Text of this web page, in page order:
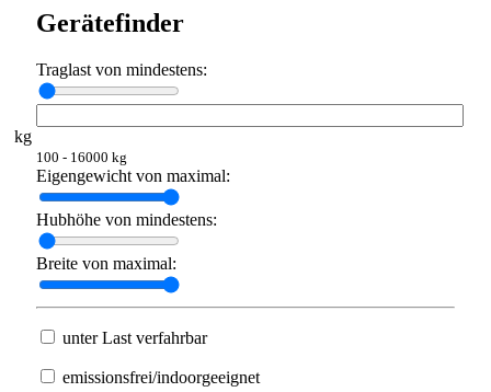
Gerätefinder
Traglast von mindestens:
kg
100 - 16000 kg
Eigengewicht von maximal:
Hubhöhe von mindestens:
Breite von maximal:
unter Last verfahrbar
emissionsfrei/indoorgeeignet